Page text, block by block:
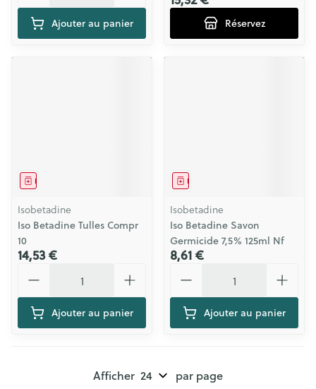
Ajouter au panier Réservez
Médicament
Isobetadine
Iso Betadine Tulles Compr
10
14,53 €
Ajouter au panier
Médicament
Isobetadine
Iso Betadine Savon
Germicide 7,5% 125ml Nf
8,61 €
Ajouter au panier
Afficher par page